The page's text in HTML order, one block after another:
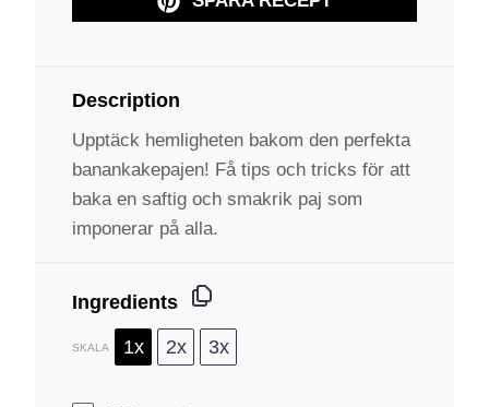
Description
Upptäck hemligheten bakom den perfekta
banankakepajen! Få tips och tricks för att
baka en saftig och smakrik paj som
imponerar på alla.
Ingredients
SKALA 1x 2x 3x